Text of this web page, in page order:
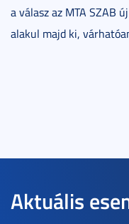
a válasz az MTA SZAB
alakul majd ki,
Aktuális